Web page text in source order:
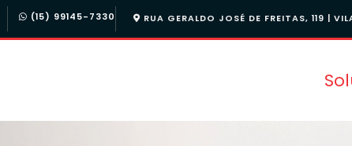
(15) 99145-7330 RUA GERALDO JOSÉ DE FREITAS, 119 |